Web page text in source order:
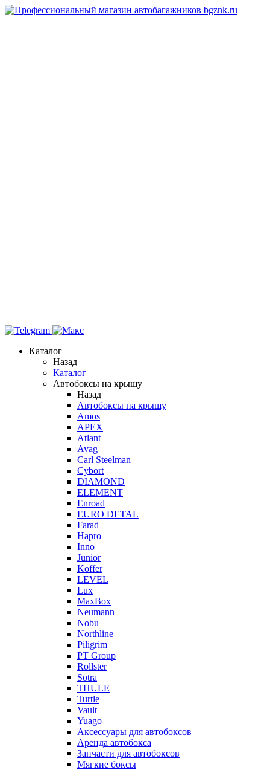
Каталог
Назад
Каталог
Автобоксы на крышу
Назад
Автобоксы на крышу
Amos
APEX
Atlant
Avag
Carl Steelman
Cybort
DIAMOND
ELEMENT
Enroad
EURO DETAL
Farad
Hapro
Inno
Junior
Koffer
LEVEL
Lux
MaxBox
Neumann
Nobu
Northline
Piligrim
PT Group
Rollster
Sotra
THULE
Turtle
Vault
Yuago
Аксессуары для автобоксов
Аренда автобокса
Запчасти для автобоксов
Мягкие боксы